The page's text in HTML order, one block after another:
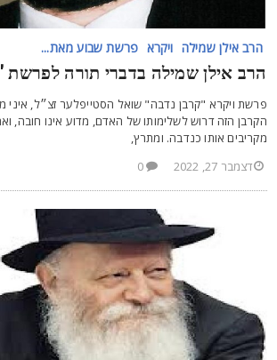
הרב אילן שמילה ויקרא פרשת שבוע מאת...
אילן שמילה בדברי תורה לפרשת
ויקרא "קרבן נדבה" שואל הסטייפלער זצ״ל, איני
הזה דרוש לשלימותו של האדם, מדוע אינו חובה, ואם
אותו כנדבה. ומתרץ,
דצמבר 27, 2022
0